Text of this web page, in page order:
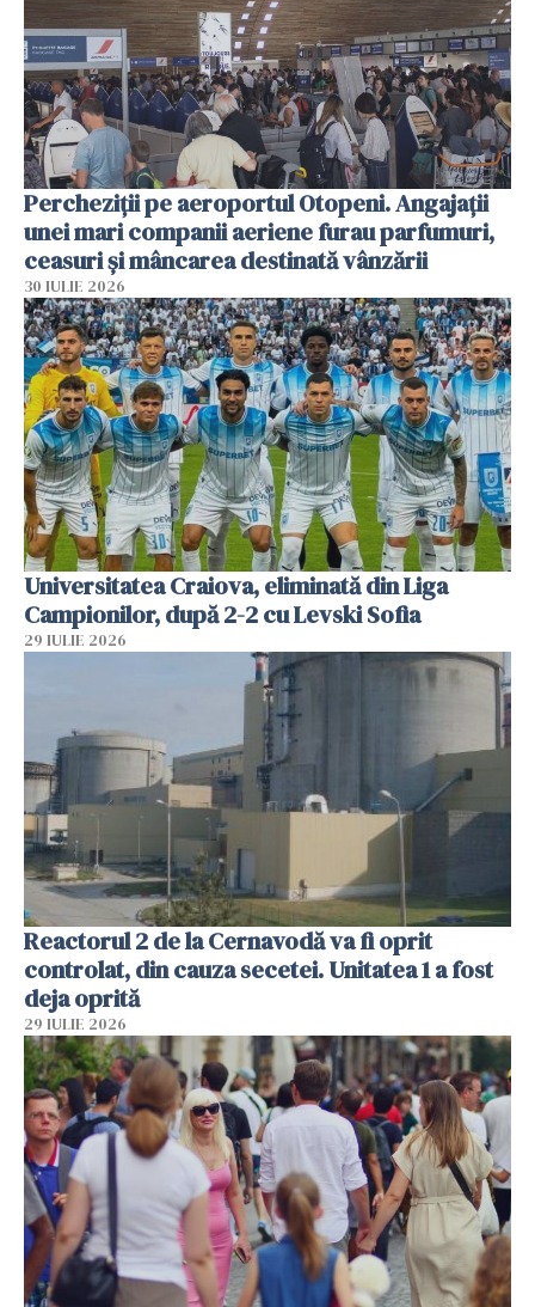
Percheziții pe aeroportul Otopeni. Angajații
unei mari companii aeriene furau parfumuri,
ceasuri și mâncarea destinată vânzării
30 IULIE 2026
Universitatea Craiova, eliminată din Liga
Campionilor, după 2-2 cu Levski Sofia
29 IULIE 2026
Reactorul 2 de la Cernavodă va fi oprit
controlat, din cauza secetei. Unitatea 1 a fost
deja oprită
29 IULIE 2026